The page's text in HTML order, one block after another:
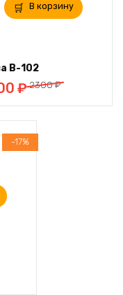
В корзину
В-102
2300₽
₽
-17%